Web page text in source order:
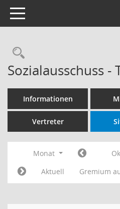
Toggle navigation
Rechercheauswahl
Sozialausschuss -
Informationen
Vertreter
Monat
Aktuell
Gremium